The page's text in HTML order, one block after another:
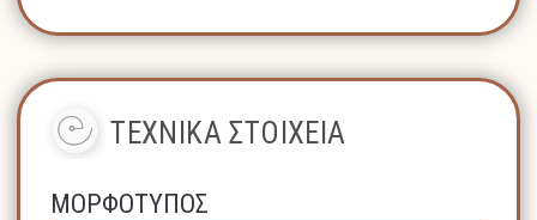
ΤΕΧΝΙΚΑ ΣΤΟΙΧΕΙΑ
ΜΟΡΦΟΤΥΠΟΣ